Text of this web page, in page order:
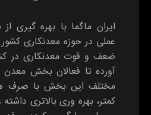
ایران ماگما با بهره گیری
عملی در حوزه معدنکاری
ضعف و قوت معدنکاری در
آورده تا فعالان بخش معدن
مختلف این بخش با صرف
کمتر، بهره وری بالاتری